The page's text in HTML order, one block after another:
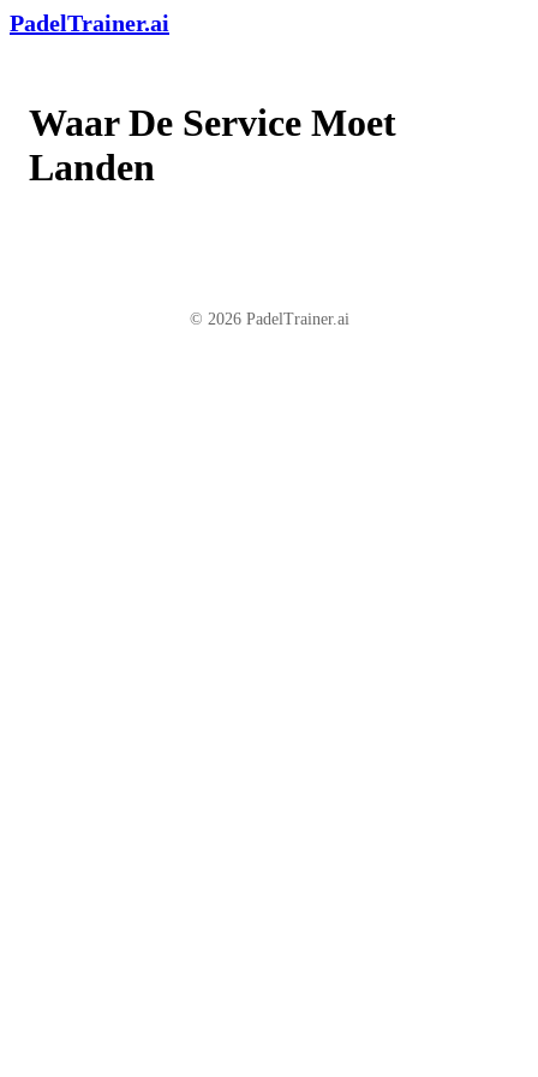
PadelTrainer.ai
Waar De Service Moet
Landen
© 2026 PadelTrainer.ai